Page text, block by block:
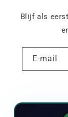
Blijf als
E-mail